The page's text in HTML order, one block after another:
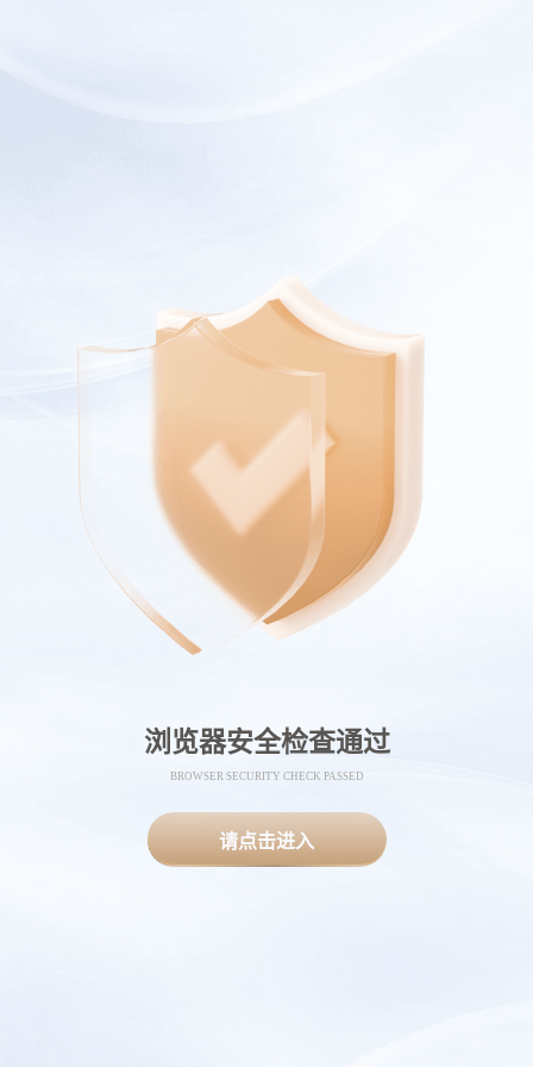
浏览器安全检查通过
BROWSER SECURITY CHECK PASSED
请点击进入